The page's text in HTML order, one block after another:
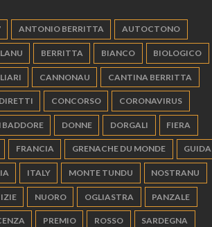
ANTONIO BERRITTA AUTOCTONO
BERRITTA BIANCO BIOLOGICO
CANNONAU CANTINA BERRITTA
CONCORSO CORONAVIRUS
BADDORE DONNE DORGALI FIERA
FRANCIA GRENACHE DU MONDE GUIDA
ITALY MONTE TUNDU NOSTRANU
NUORO OGLIASTRA PANZALE
PREMIO ROSSO SARDEGNA